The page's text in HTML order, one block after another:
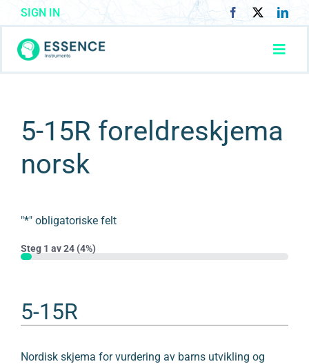
to
content
SIGN IN
Our Instruments
Contact Us
5-15R foreldreskjema
norsk
"*" obligatoriske felt
Steg 1 av 24 (4%)
4%
5-15R
Nordisk skjema for vurdering av barns utvikling og